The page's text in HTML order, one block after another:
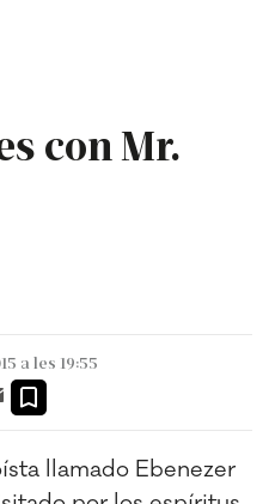
con Mr.
a les 19:55
Email
llamado Ebenezer